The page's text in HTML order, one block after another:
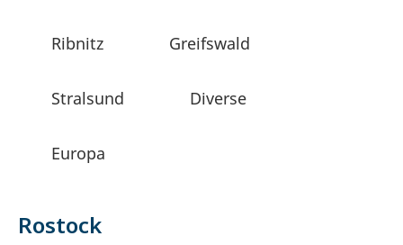
Ribnitz Greifswald
Stralsund Diverse
Europa
Rostock